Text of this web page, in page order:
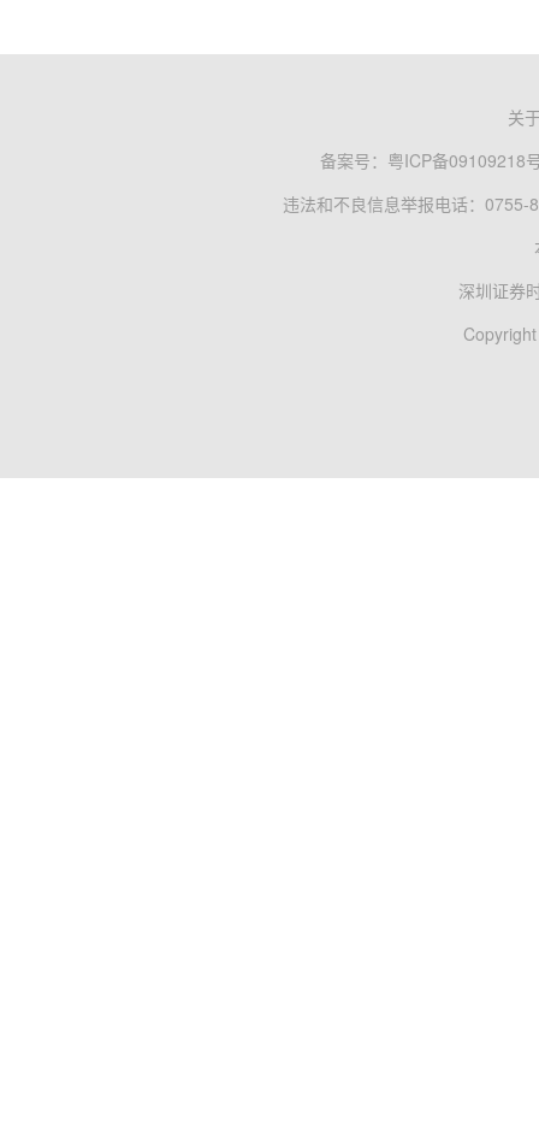
关
备案号： 粤ICP备09109218
违法和不良信息举报电话：0755-
深圳证券